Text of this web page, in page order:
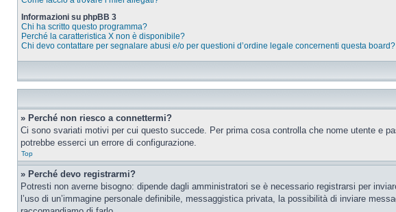
Informazioni su phpBB 3
Chi ha scritto questo programma?
Perché la caratteristica X non è disponibile?
Chi devo contattare per segnalare abusi e/o per questioni d’ordine legale concernenti questa board?
» Perché non riesco a connettermi?
Ci sono svariati motivi per cui questo succede. Per prima cosa controlla che nome utente e
potrebbe esserci un errore di configurazione.
Top
» Perché devo registrarmi?
Potresti non averne bisogno: dipende dagli amministratori se è necessario registrarsi per
l’uso di un’immagine personale definibile, messaggistica privata, la possibilità di inviare